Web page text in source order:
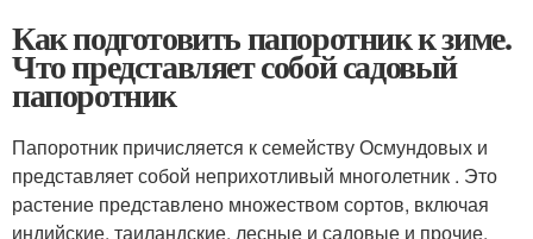
Как подготовить папоротник к зиме.
Что представляет собой садовый
папоротник
Папоротник причисляется к семейству Осмундовых и
представляет собой неприхотливый многолетник . Это
растение представлено множеством сортов, включая
индийские, таиландские, лесные и садовые и прочие,